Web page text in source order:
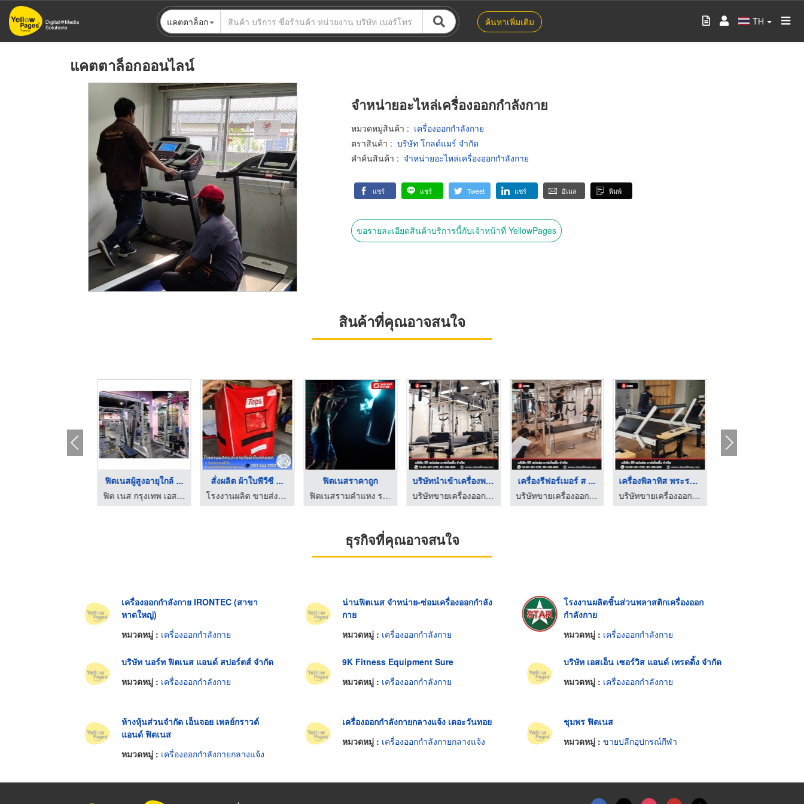
ข้าม
ไป
แคตตาล็อก ค้นหาเพิ่มเติม TH
แคตตาล็อกออนไลน์
จำหน่ายอะไหล่เครื่องออกกำลังกาย
หมวดหมู่สินค้า : เครื่องออกกำลังกาย
ตราสินค้า : บริษัท โกลด์แมร์ จำกัด
คำค้นสินค้า : จำหน่ายอะไหล่เครื่องออกกำลังกาย
แชร์ แชร์ Tweet แชร์ อีเมล พิมพ์
ขอรายละเอียดสินค้าบริการนี้กับเจ้าหน้าที่ YellowPages
สินค้าที่คุณอาจสนใจ
ฟิตเนสผู้สูงอายุใกล้ ...
ฟิต เนส กรุงเทพ เอส เจ ยิม
สั่งผลิต ผ้าใบพีวีซี ...
โรงงานผลิต ขายส่ง ผ้าใบ ก.เจริญ พีวีซี อ่อนนุช
ฟิตเนสราคาถูก
ฟิตเนสรามคำแหง ราคาถูก - Snap Gym
บริษัทนำเข้าเครื่องพ ...
บริษัทขายเครื่องออกกำลังกาย Brand Atoms Pilates
เครื่องรีฟอร์เมอร์ ส ...
บริษัทขายเครื่องออกกำลังกาย Brand Atoms Pilates
เครื่องพิลาทิส พระรา ...
บริษัทขายเครื่องออกกำลังกาย Brand Atoms Pilates
ธุรกิจที่คุณอาจสนใจ
เครื่องออกกำลังกาย IRONTEC (สาขา
หาดใหญ่)
หมวดหมู่ : เครื่องออกกำลังกาย
น่านฟิตเนส จำหน่าย-ซ่อมเครื่องออกกำลัง
กาย
หมวดหมู่ : เครื่องออกกำลังกาย
โรงงานผลิตชิ้นส่วนพลาสติกเครื่องออก
กำลังกาย
หมวดหมู่ : เครื่องออกกำลังกาย
บริษัท นอร์ท ฟิตเนส แอนด์ สปอร์ตส์ จำกัด
หมวดหมู่ : เครื่องออกกำลังกาย
9K Fitness Equipment Sure
หมวดหมู่ : เครื่องออกกำลังกาย
บริษัท เอสเอ็น เซอร์วิส แอนด์ เทรดดิ้ง จำกัด
หมวดหมู่ : เครื่องออกกำลังกาย
ห้างหุ้นส่วนจำกัด เอ็นจอย เพลย์กราวด์
แอนด์ ฟิตเนส
หมวดหมู่ : เครื่องออกกำลังกายกลางแจ้ง
เครื่องออกกำลังกายกลางแจ้ง เดอะวันทอย
หมวดหมู่ : เครื่องออกกำลังกายกลางแจ้ง
ชุมพร ฟิตเนส
หมวดหมู่ : ขายปลีกอุปกรณ์กีฬา